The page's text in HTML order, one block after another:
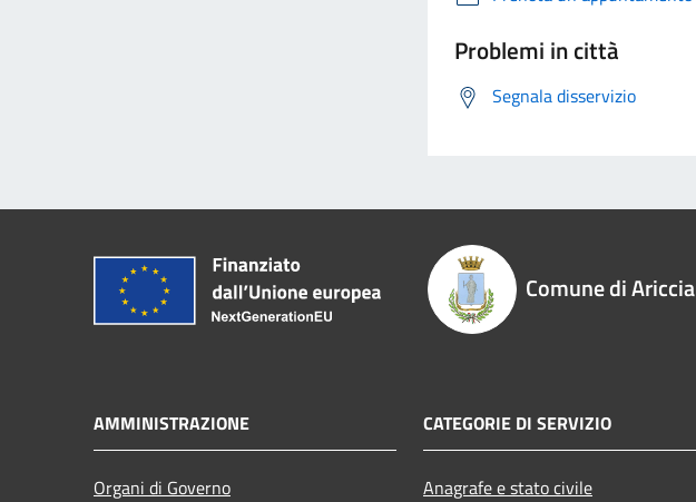
Problemi in città
Segnala disservizio
Comune di Ariccia
AMMINISTRAZIONE
Organi di Governo
CATEGORIE DI SERVIZIO
Anagrafe e stato civile